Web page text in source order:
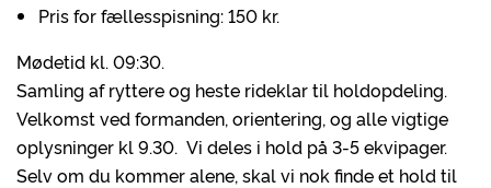
Pris for fællesspisning: 150 kr.
Mødetid kl. 09:30.
Samling af ryttere og heste rideklar til holdopdeling.
Velkomst ved formanden, orientering, og alle vigtige
oplysninger kl 9.30. Vi deles i hold på 3-5 ekvipager.
Selv om du kommer alene, skal vi nok finde et hold til